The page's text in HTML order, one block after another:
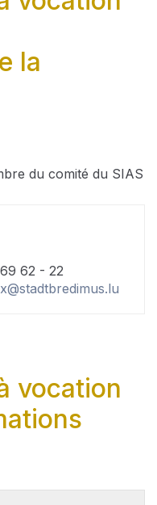
la
du comité du SIAS
62 - 22
vocation